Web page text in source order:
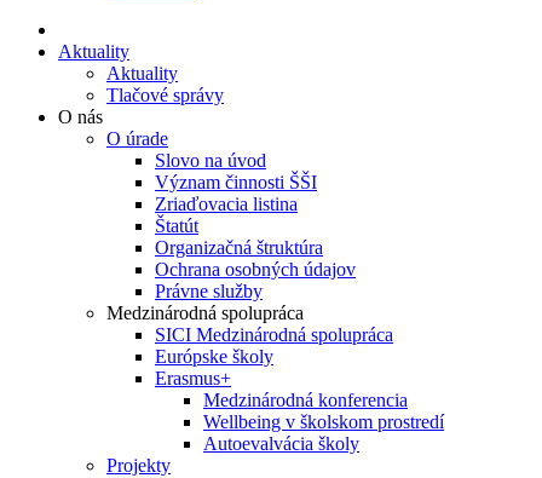
Aktuality
Aktuality
Tlačové správy
O nás
O úrade
Slovo na úvod
Význam činnosti ŠŠI
Zriaďovacia listina
Štatút
Organizačná štruktúra
Ochrana osobných údajov
Právne služby
Medzinárodná spolupráca
SICI Medzinárodná spolupráca
Európske školy
Erasmus+
Medzinárodná konferencia
Wellbeing v školskom prostredí
Autoevalvácia školy
Projekty